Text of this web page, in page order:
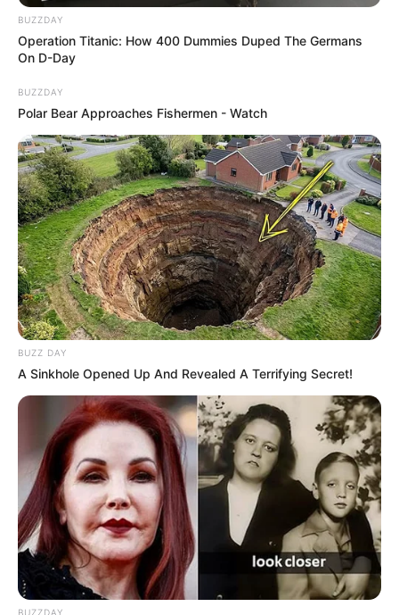
BUZZDAY
Operation Titanic: How 400 Dummies Duped The Germans
On D-Day
BUZZDAY
Polar Bear Approaches Fishermen - Watch
BUZZ DAY
A Sinkhole Opened Up And Revealed A Terrifying Secret!
BUZZDAY